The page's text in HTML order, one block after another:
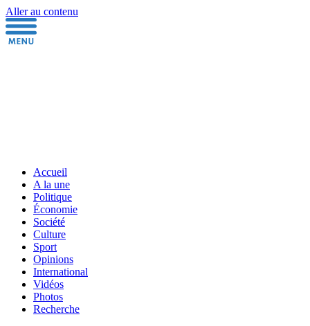
Aller au contenu
Accueil
A la une
Politique
Économie
Société
Culture
Sport
Opinions
International
Vidéos
Photos
Recherche